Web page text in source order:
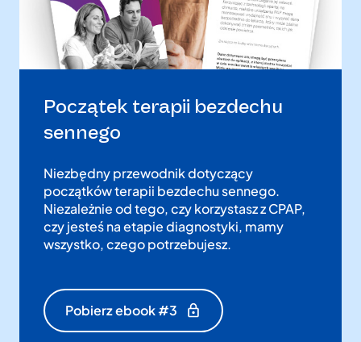
Początek terapii bezdechu
sennego
Niezbędny przewodnik dotyczący
początków terapii bezdechu sennego.
Niezależnie od tego, czy korzystasz z CPAP,
czy jesteś na etapie diagnostyki, mamy
wszystko, czego potrzebujesz.
Pobierz ebook #3